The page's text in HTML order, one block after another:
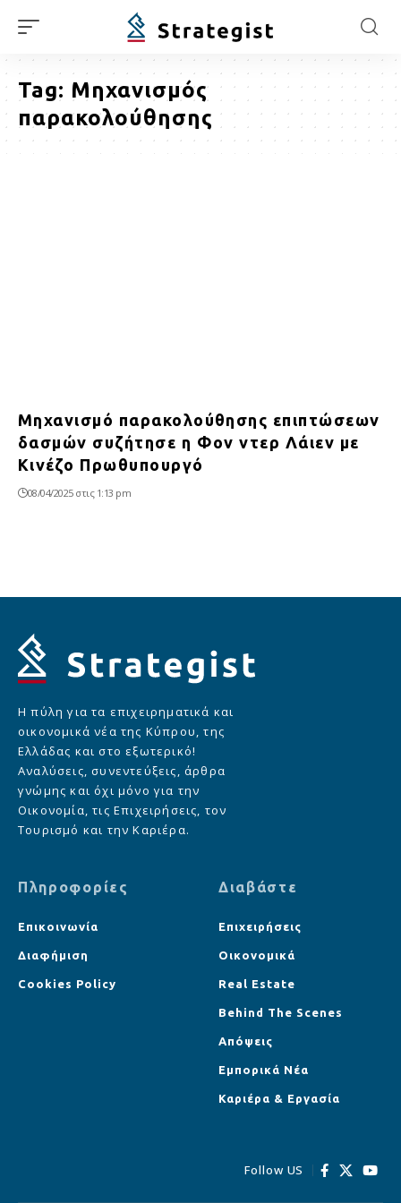
Tag: Μηχανισμός
παρακολούθησης
Μηχανισμό παρακολούθησης επιπτώσεων
δασμών συζήτησε η Φον ντερ Λάιεν με
Κινέζο Πρωθυπουργό
08/04/2025 στις 1:13 pm
Η πύλη για τα επιχειρηματικά και
οικονομικά νέα της Κύπρου, της
Ελλάδας και στο εξωτερικό!
Αναλύσεις, συνεντεύξεις, άρθρα
γνώμης και όχι μόνο για την
Οικονομία, τις Επιχειρήσεις, τον
Τουρισμό και την Καριέρα.
Πληροφορίες
Επικοινωνία
Διαφήμιση
Cookies Policy
Διαβάστε
Επιχειρήσεις
Οικονομικά
Real Estate
Behind The Scenes
Απόψεις
Εμπορικά Νέα
Καριέρα & Εργασία
Follow US